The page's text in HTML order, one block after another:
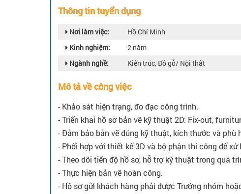
Thông tin tuyển dụng
Nơi làm việc:
Hồ Chí Minh
Kinh nghiệm:
2 năm
Ngành nghề:
Kiến trúc, Đồ gỗ/ Nội thất
Mô tả về công việc
- Khảo sát hiện trạng, đo đạc công trình.
- Triển khai hồ sơ bản vẽ kỹ thuật 2D: Fix-out,
- Đảm bảo bản vẽ đúng kỹ thuật, kích thước và phù
- Phối hợp với thiết kế 3D và bộ phận thi công để
- Theo dõi tiến độ hồ sơ, hỗ trợ kỹ thuật trong quá
- Thực hiện bản vẽ hoàn công.
- Hồ sơ gửi khách hàng phải được Trưởng nhóm